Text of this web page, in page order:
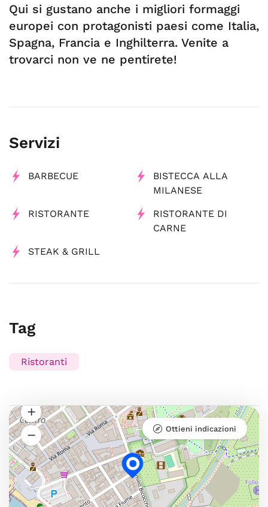
Qui si gustano anche i migliori formaggi
europei con protagonisti paesi come Italia,
Spagna, Francia e Inghilterra. Venite a
trovarci non ve ne pentirete!
Servizi
BARBECUE
BISTECCA ALLA
MILANESE
RISTORANTE
RISTORANTE DI
CARNE
STEAK & GRILL
Tag
Ristoranti
Ottieni indicazioni